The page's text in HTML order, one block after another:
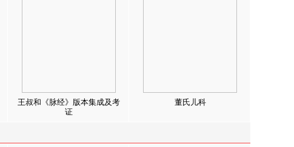
王叔和《脉经》版本集成及考
证
董氏儿科